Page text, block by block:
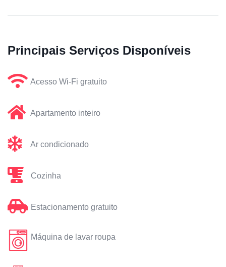
Principais Serviços Disponíveis
Acesso Wi-Fi gratuito
Apartamento inteiro
Ar condicionado
Cozinha
Estacionamento gratuito
Máquina de lavar roupa